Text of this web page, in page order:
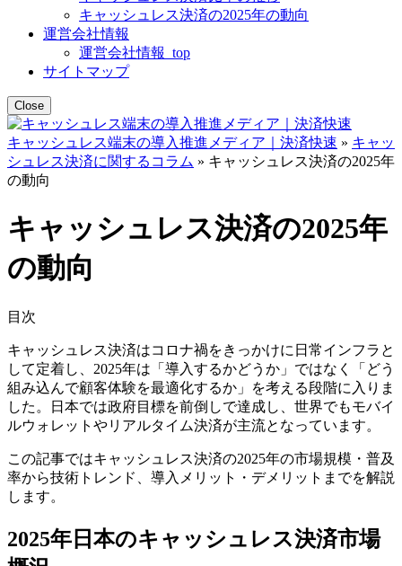
キャッシュレス決済の2025年の動向
運営会社情報
運営会社情報_top
サイトマップ
Close
キャッシュレス端末の導入推進メディア｜決済快速 » キャッ
シュレス決済に関するコラム » キャッシュレス決済の2025年
の動向
キャッシュレス決済の2025年
の動向
目次
キャッシュレス決済はコロナ禍をきっかけに日常インフラと
して定着し、2025年は「導入するかどうか」ではなく「どう
組み込んで顧客体験を最適化するか」を考える段階に入りま
した。日本では政府目標を前倒しで達成し、世界でもモバイ
ルウォレットやリアルタイム決済が主流となっています。
この記事ではキャッシュレス決済の2025年の市場規模・普及
率から技術トレンド、導入メリット・デメリットまでを解説
します。
2025年日本のキャッシュレス決済市場